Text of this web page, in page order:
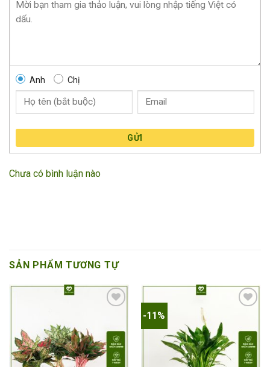
Anh Chị
GỬI
Chưa có bình luận nào
SẢN PHẨM TƯƠNG TỰ
Add to
wishlist
-11%
Add to
wishlist